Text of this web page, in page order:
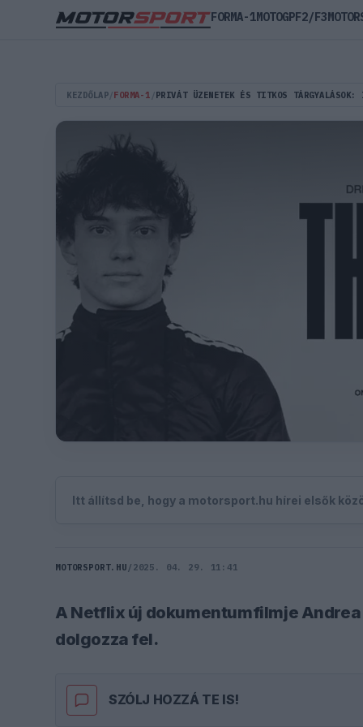
KEZDŐLAP FORMA-1 PRIVÁT ÜZENETEK ÉS TITKOS
Itt állítsd be, hogy a motorsport.hu hírei elsők
MOTORSPORT.HU / 2025. 04. 29. 11:41
A Netflix új dokumentumfilmje
dolgozza fel.
SZÓLJ HOZZÁ TE IS!
FORMA-1MOTOGPF2/F3